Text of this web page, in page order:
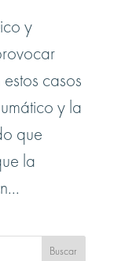
y
casos
y la
que
la